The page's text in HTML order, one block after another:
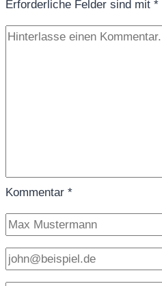
man
Mate
in
Erforderliche Felder sind mit *
Kommentar *